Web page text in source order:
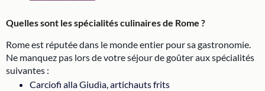
Quelles sont les spécialités culinaires de Rome ?
Rome est réputée dans le monde entier pour sa gastronomie.
Ne manquez pas lors de votre séjour de goûter aux spécialités
suivantes :
Carciofi alla Giudìa, artichauts frits